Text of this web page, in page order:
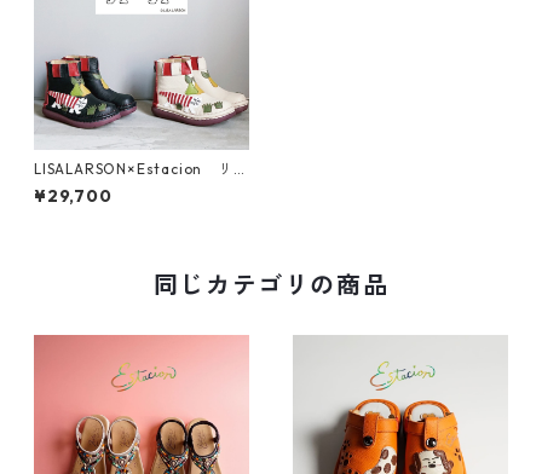
LISALARSON×Estacion リサ
ラーソン×エスタシオン マイ
キーモチーフ本革ショートブ
¥29,700
同じカテゴリの商品